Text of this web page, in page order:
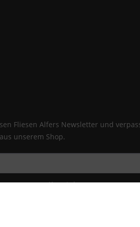
Fliesen Alfers Newsletter und
unserem Shop.
zur Kenntnis genommen.